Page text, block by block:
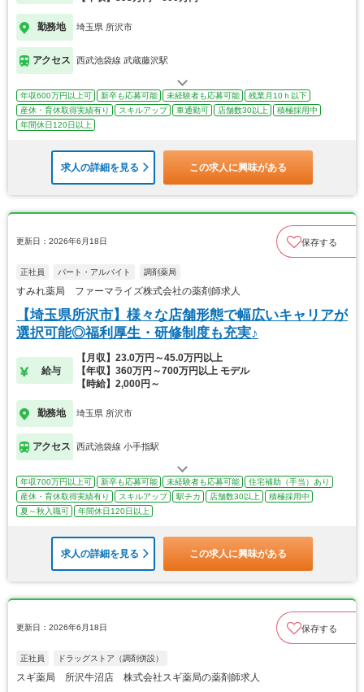
勤務地 埼玉県 所沢市
アクセス 西武池袋線 武蔵藤沢駅
年収600万円以上可 新卒も応募可能 未経験者も応募可能
残業月10ｈ以下
産休・育休取得実績有り
スキルアップ 車通勤可 店舗数30以上
積極採用中
年間休日120日以上
求人の詳細を見る この求人に興味がある
更新日：2026年6月18日 保存する
正社員 パート・アルバイト 調剤薬局
すみれ薬局 ファーマライズ株式会社の薬剤師求人
【埼玉県所沢市】様々な店舗形態で幅広いキャリアが
選択可能◎福利厚生・研修制度も充実♪
給与
【月収】23.0万円～45.0万円以上
【年収】360万円～700万円以上 モデル
【時給】2,000円～
勤務地 埼玉県 所沢市
アクセス 西武池袋線 小手指駅
年収700万円以上可 新卒も応募可能 未経験者も応募可能
住宅補助（手当）あり
産休・育休取得実績有り
スキルアップ 駅チカ 店舗数30以上
積極採用中
夏～秋入職可
年間休日120日以上
求人の詳細を見る この求人に興味がある
更新日：2026年6月18日 保存する
正社員 ドラッグストア（調剤併設）
スギ薬局 所沢牛沼店 株式会社スギ薬局の薬剤師求人